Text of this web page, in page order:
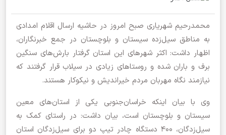
محمدرحیم شهریاری صبح امروز در حاشیه ارسال اقلام امدادی
به مناطق سیل‌زده سیستان‌ و بلوچستان در جمع خبرنگاران،
اظهار داشت: اکثر شهرهای این استان گرفتار بارش‌های سنگین
برف و باران شده و روستاهای زیادی در سیلاب قرار گرفتند که
نیازمند نگاه مهربان مردم خیراندیش و نیکوکار هستند.
وی با بیان اینکه خراسان‌جنوبی یکی از استان‌های معین
سیستان‌ و بلوچستان است، بیان داشت: در راستای کمک به
سیل‌زدگان، ۴۰۰ دستگاه چادر تیپ دو برای سیل‌زدگان استان